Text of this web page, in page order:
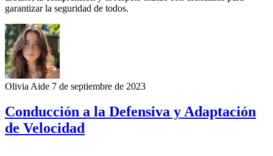
garantizar la seguridad de todos.
Olivia Aide 7 de septiembre de 2023
Conducción a la Defensiva y Adaptación
de Velocidad